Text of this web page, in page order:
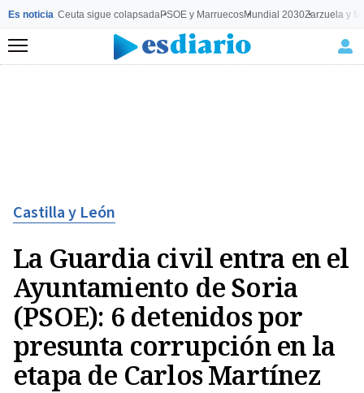
Es noticia Ceuta sigue colapsadaPSOE y MarruecosMundial 2030Zarzuela y
Menú
Castilla y León
La Guardia civil entra en el
Ayuntamiento de Soria
(PSOE): 6 detenidos por
presunta corrupción en la
etapa de Carlos Martínez